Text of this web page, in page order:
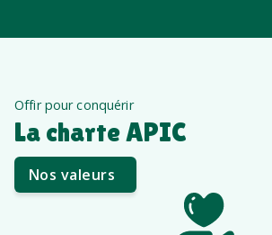
Offir pour conquérir
La charte APIC
Nos valeurs